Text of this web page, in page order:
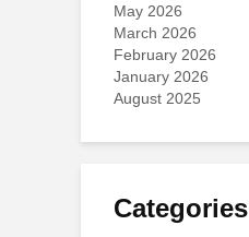
May 2026
March 2026
February 2026
January 2026
August 2025
Categories